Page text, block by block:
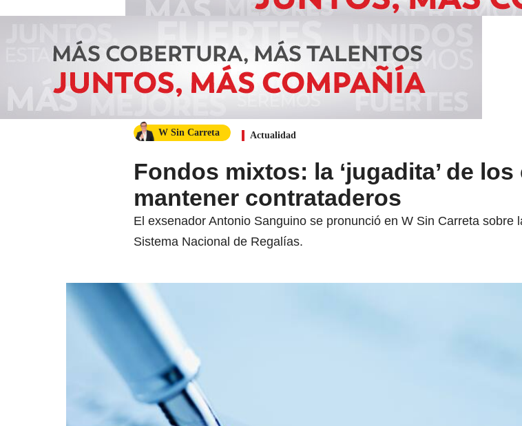
W Sin Carreta Actualidad
Fondos mixtos: la ‘jugadita’ de
mantener contrataderos
El exsenador Antonio Sanguino se pronunció en W Sin Carreta
Sistema Nacional de Regalías.